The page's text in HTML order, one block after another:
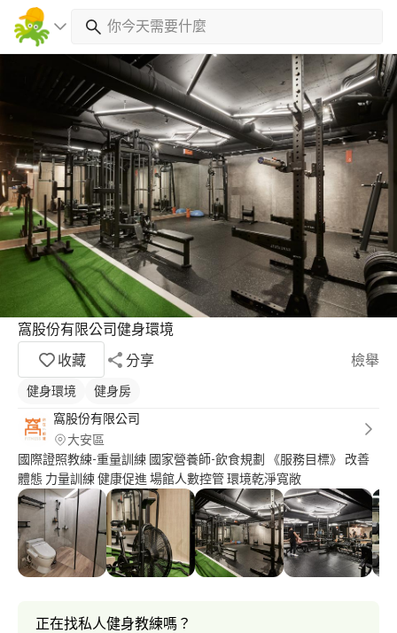
窩股份有限公司健身環境
收藏
分享 檢舉
健身環境
健身房
窩股份有限公司
大安區
國際證照教練-重量訓練 國家營養師-飲食規劃 《服務目標》 改善
體態 力量訓練 健康促進 場館人數控管 環境乾淨寬敞
正在找私人健身教練嗎？